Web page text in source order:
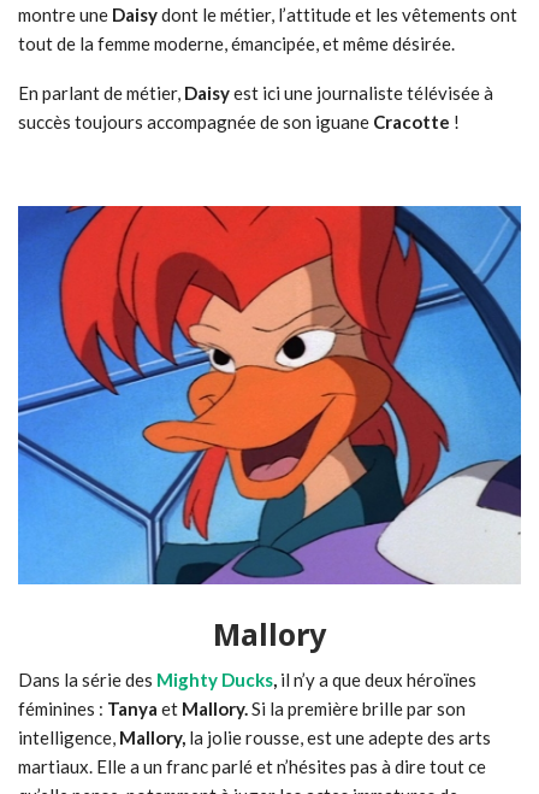
montre une Daisydont le métier, l’attitude et les vêtements ont
tout de la femme moderne, émancipée, et même désirée.
En parlant de métier, Daisyest ici une journaliste télévisée à
succès toujours accompagnée de son iguane Cracotte !
Mallory
Dans la série des Mighty Ducks il n’y a que deux héroïnes
féminines : Tanya et Mallory. Si la première brille par son
intelligence, Mallory, la jolie rousse, est une adepte des arts
martiaux. Elle a un franc parlé et n’hésites pas à dire tout ce